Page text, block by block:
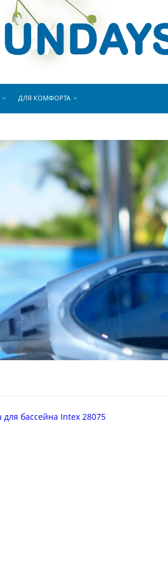
ДЛЯ КОМФОРТА